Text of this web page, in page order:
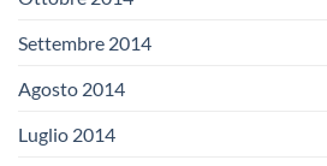
Settembre 2014
Agosto 2014
Luglio 2014